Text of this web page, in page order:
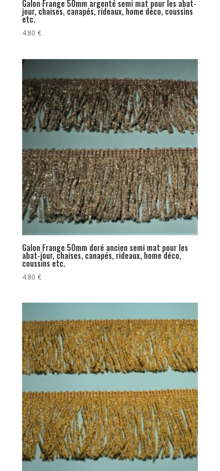
Galon Frange 50mm argenté semi mat pour les abat-
jour, chaises, canapés, rideaux, home déco, coussins
etc.
4.80 €
Galon Frange 50mm doré ancien semi mat pour les
abat-jour, chaises, canapés, rideaux, home déco,
coussins etc.
4.80 €